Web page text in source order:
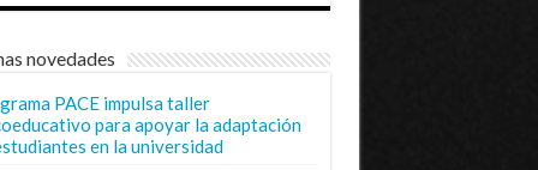
novedades
PACE impulsa taller
para apoyar la adaptación
en la universidad